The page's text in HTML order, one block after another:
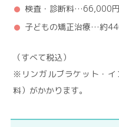
検査・診断料…66,000円
子どもの矯正治療…約
（すべて税込）
※リンガルブラケット・イ
料）がかかります。